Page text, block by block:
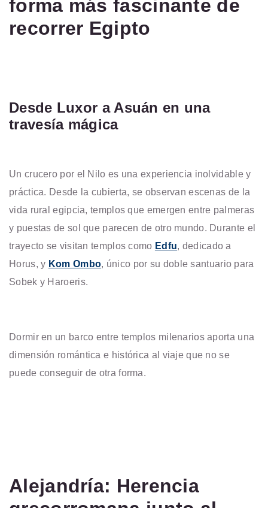
forma más fascinante de
recorrer Egipto
Desde Luxor a Asuán en una
travesía mágica
Un crucero por el Nilo es una experiencia inolvidable y
práctica. Desde la cubierta, se observan escenas de la
vida rural egipcia, templos que emergen entre palmeras
y puestas de sol que parecen de otro mundo. Durante el
trayecto se visitan templos como Edfu, dedicado a
Horus, y Kom Ombo, único por su doble santuario para
Sobek y Haroeris.
Dormir en un barco entre templos milenarios aporta una
dimensión romántica e histórica al viaje que no se
puede conseguir de otra forma.
Alejandría: Herencia